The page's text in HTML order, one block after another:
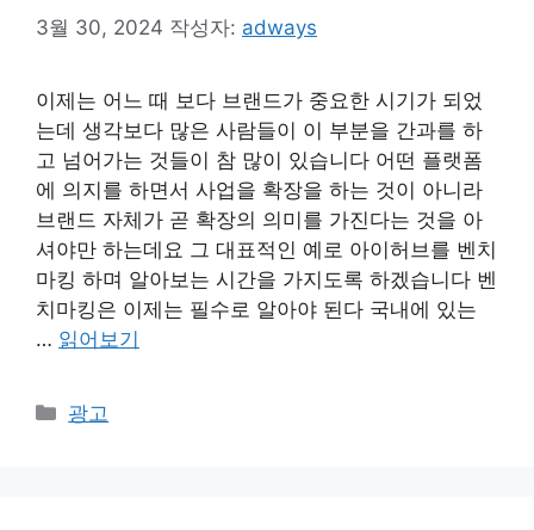
3월 30, 2024 작성자: adways
이제는 어느 때 보다 브랜드가 중요한 시기가 되었
는데 생각보다 많은 사람들이 이 부분을 간과를 하
고 넘어가는 것들이 참 많이 있습니다 어떤 플랫폼
에 의지를 하면서 사업을 확장을 하는 것이 아니라
브랜드 자체가 곧 확장의 의미를 가진다는 것을 아
셔야만 하는데요 그 대표적인 예로 아이허브를 벤치
마킹 하며 알아보는 시간을 가지도록 하겠습니다 벤
치마킹은 이제는 필수로 알아야 된다 국내에 있는
… 읽어보기
카
광고